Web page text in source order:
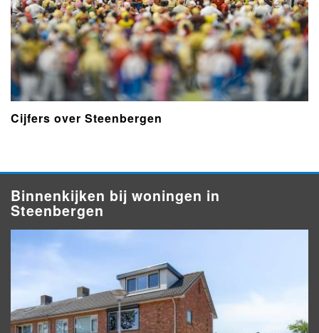
Cijfers over Steenbergen
Binnenkijken bij woningen in
Steenbergen